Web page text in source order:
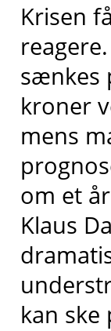
Krisen
sænkes
kroner
mens
om et
Klaus
kan ske